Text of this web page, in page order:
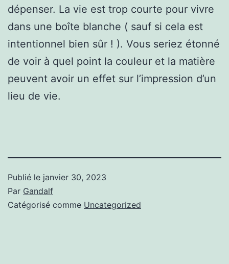
dépenser. La vie est trop courte pour vivre
dans une boîte blanche ( sauf si cela est
intentionnel bien sûr ! ). Vous seriez étonné
de voir à quel point la couleur et la matière
peuvent avoir un effet sur l’impression d’un
lieu de vie.
Publié le janvier 30, 2023
Par Gandalf
Catégorisé comme Uncategorized